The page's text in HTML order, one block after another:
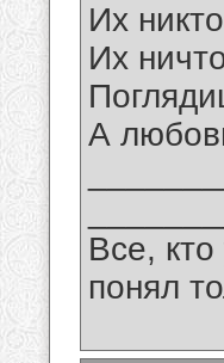
Их
Их
А
Все,
понял